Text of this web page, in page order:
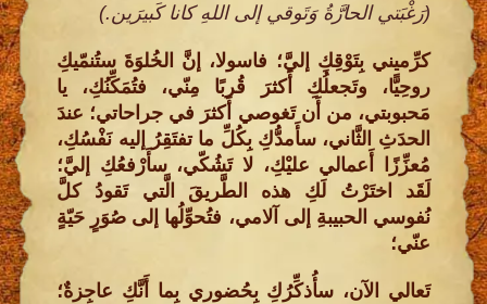
(رَغْبَتي الحارَّةُ وَتَوقي إلى اللهِ كانا كَبيرَين.)
كرِّميني بِتَوْقِكِ إليَّ؛ فاسولا، إنَّ الخُلوَةَ ستُنمّيكِ
روحِيًّا، وتَجعلُكِ أَكثرَ قُربًا مِنّي، فتُمَكِّنُكِ، يا
مَحبوبتي، من أَن تَغوصي أَكثرَ في جراحاتي؛ عندَ
الحدَثِ الثَّاني، سأَمدُّكِ بِكُلِّ ما تفتَقِرُ إليه نَفْسُكِ،
مُعزِّزًا أَعمالي عليْكِ، لا تَشُكّي، سأَرْفعُكِ إليَّ؛
لَقَد اختَرْتُ لَكِ هذه الطَّريقَ الَّتي تَقودُ كلَّ
نُفوسي الحبيبةِ إلى آلامي، فتُحوِّلُها إلى صُوَرٍ حَيّةٍ
عنّي؛
تَعالي الآن، سأُذكِّرُكِ بِحُضوري بِما أَنَّكِ عاجِزةٌ؛